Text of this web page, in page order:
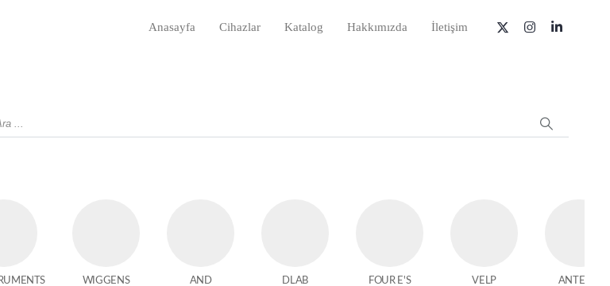
Anasayfa Cihazlar Katalog Hakkımızda İletişim
WIGGENS AND DLAB FOUR E'S VELP ANTECH